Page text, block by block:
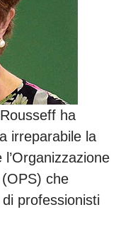
ha
irreparabile la
che
professionisti